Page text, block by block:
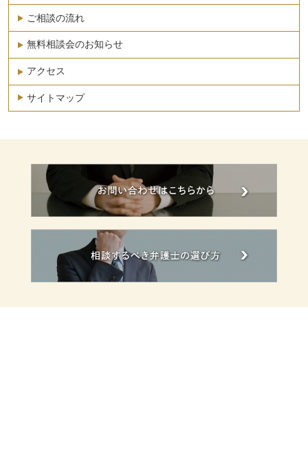
ご相談の流れ
無料相談会のお知らせ
アクセス
サイトマップ